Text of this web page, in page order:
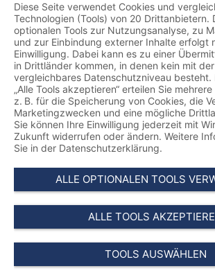
Diese Seite verwendet Cookies und
Technologien (Tools) von 20 Drittanbietern.
optionalen Tools zur Nutzungsanalyse, zu
und zur Einbindung externer Inhalte erfolgt
Einwilligung. Dabei kann es zu einer
in Drittländer kommen, in denen kein mit der
vergleichbares Datenschutzniveau besteht.
„Alle Tools akzeptieren“ erteilen Sie
z. B. für die Speicherung von Cookies, die
Marketingzwecken und eine mögliche
Sie können Ihre Einwilligung jederzeit mit
Zukunft widerrufen oder ändern. Weitere
Sie in der Datenschutzerklärung.
ALLE OPTIONALEN TOOLS
ALLE TOOLS
TOOLS AUSWÄHLEN